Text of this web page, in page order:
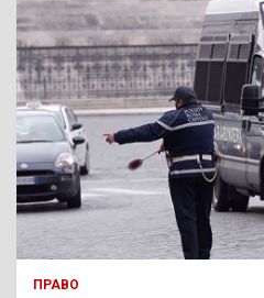
ПРАВО